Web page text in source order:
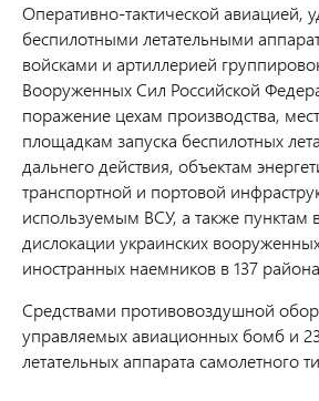
Оперативно-тактической авиацией,
беспилотными летательными
войсками и артиллерией
Вооруженных Сил Российской
поражение цехам производства,
площадкам запуска беспилотных
дальнего действия, объектам
транспортной и портовой
используемым ВСУ, а также пунктам
дислокации украинских
иностранных наемников в 137
Средствами противовоздушной
управляемых авиационных бомб и
летательных аппарата самолетного